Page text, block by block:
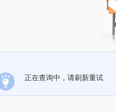
正在查询中，请刷新重试